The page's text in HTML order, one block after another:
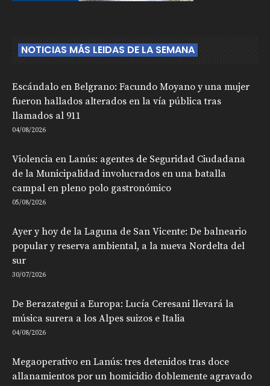
NOTICIAS MÁS LEIDAS DE LA SEMANA
Escándalo en Belgrano: Facundo Moyano y una mujer
fueron hallados alterados en la vía pública tras
llamados al 911
04/08/2026
Violencia en Lanús: agentes de Seguridad Ciudadana
de la Municipalidad involucrados en una batalla
campal en pleno polo gastronómico
05/08/2026
Ayer y hoy de la Laguna de San Vicente: De balneario
popular y reserva ambiental, a la nueva Nordelta del
sur
30/07/2026
De Berazategui a Europa: Lucía Ceresani llevará la
música surera a los Alpes suizos e Italia
04/08/2026
Megaoperativo en Lanús: tres detenidos tras doce
allanamientos por un homicidio doblemente agravado